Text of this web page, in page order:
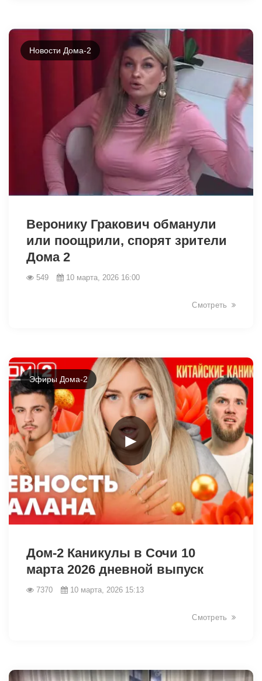
Новости Дома-2
Веронику Гракович обманули
или поощрили, спорят зрители
Дома 2
549 10 марта, 2026 16:00
Смотреть
►
Эфиры Дома-2
Дом-2 Каникулы в Сочи 10
марта 2026 дневной выпуск
7370 10 марта, 2026 15:13
Смотреть